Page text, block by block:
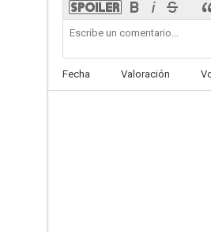
Fecha Valoración